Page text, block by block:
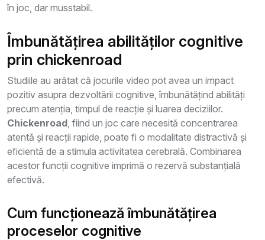
în joc, dar musstabil.
Îmbunătățirea abilităților cognitive
prin chickenroad
Studiile au arătat că jocurile video pot avea un impact
pozitiv asupra dezvoltării cognitive, îmbunătățind abilități
precum atenția, timpul de reacție și luarea deciziilor.
Chickenroad, fiind un joc care necesită concentrarea
atentă și reacții rapide, poate fi o modalitate distractivă și
eficientă de a stimula activitatea cerebrală. Combinarea
acestor funcții cognitive imprimă o rezervă substanțială
efectivă.
Cum funcționează îmbunătățirea
proceselor cognitive